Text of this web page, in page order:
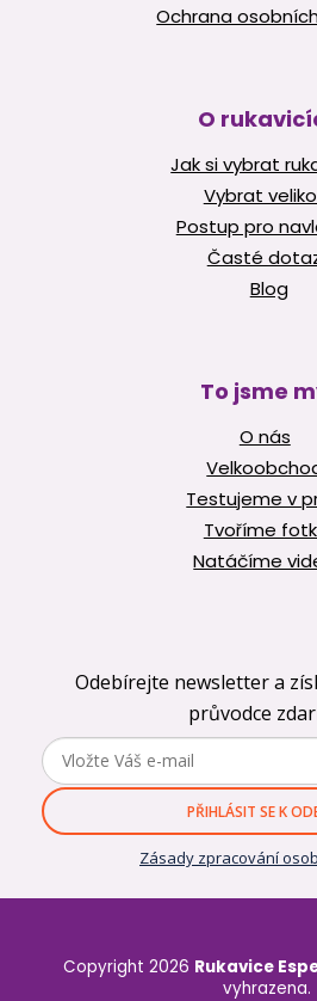
Ochrana
O
Jak si vybrat
Vybrat
Postup pro
Časté
Blog
To jsme
O nás
Testujeme v
Tvoříme
Natáčíme
Odebírejte newsletter a
průvodce
PŘIHLÁSIT SE K
Zásady zpracování
Copyright 2026 Rukavice
vyhrazena.